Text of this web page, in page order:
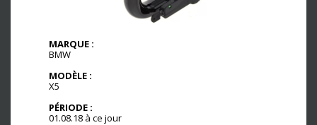
MARQUE :
BMW
MODÈLE :
X5
PÉRIODE :
01.08.18 à ce jour